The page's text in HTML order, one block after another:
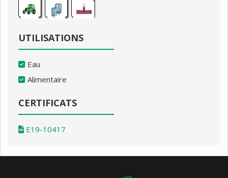
UTILISATIONS
Eau
Alimentaire
CERTIFICATS
E19-10417